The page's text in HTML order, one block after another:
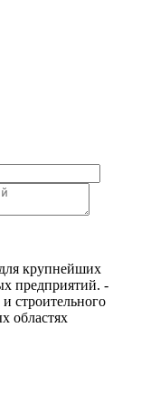
крупнейших
предприятий. -
строительного
областях